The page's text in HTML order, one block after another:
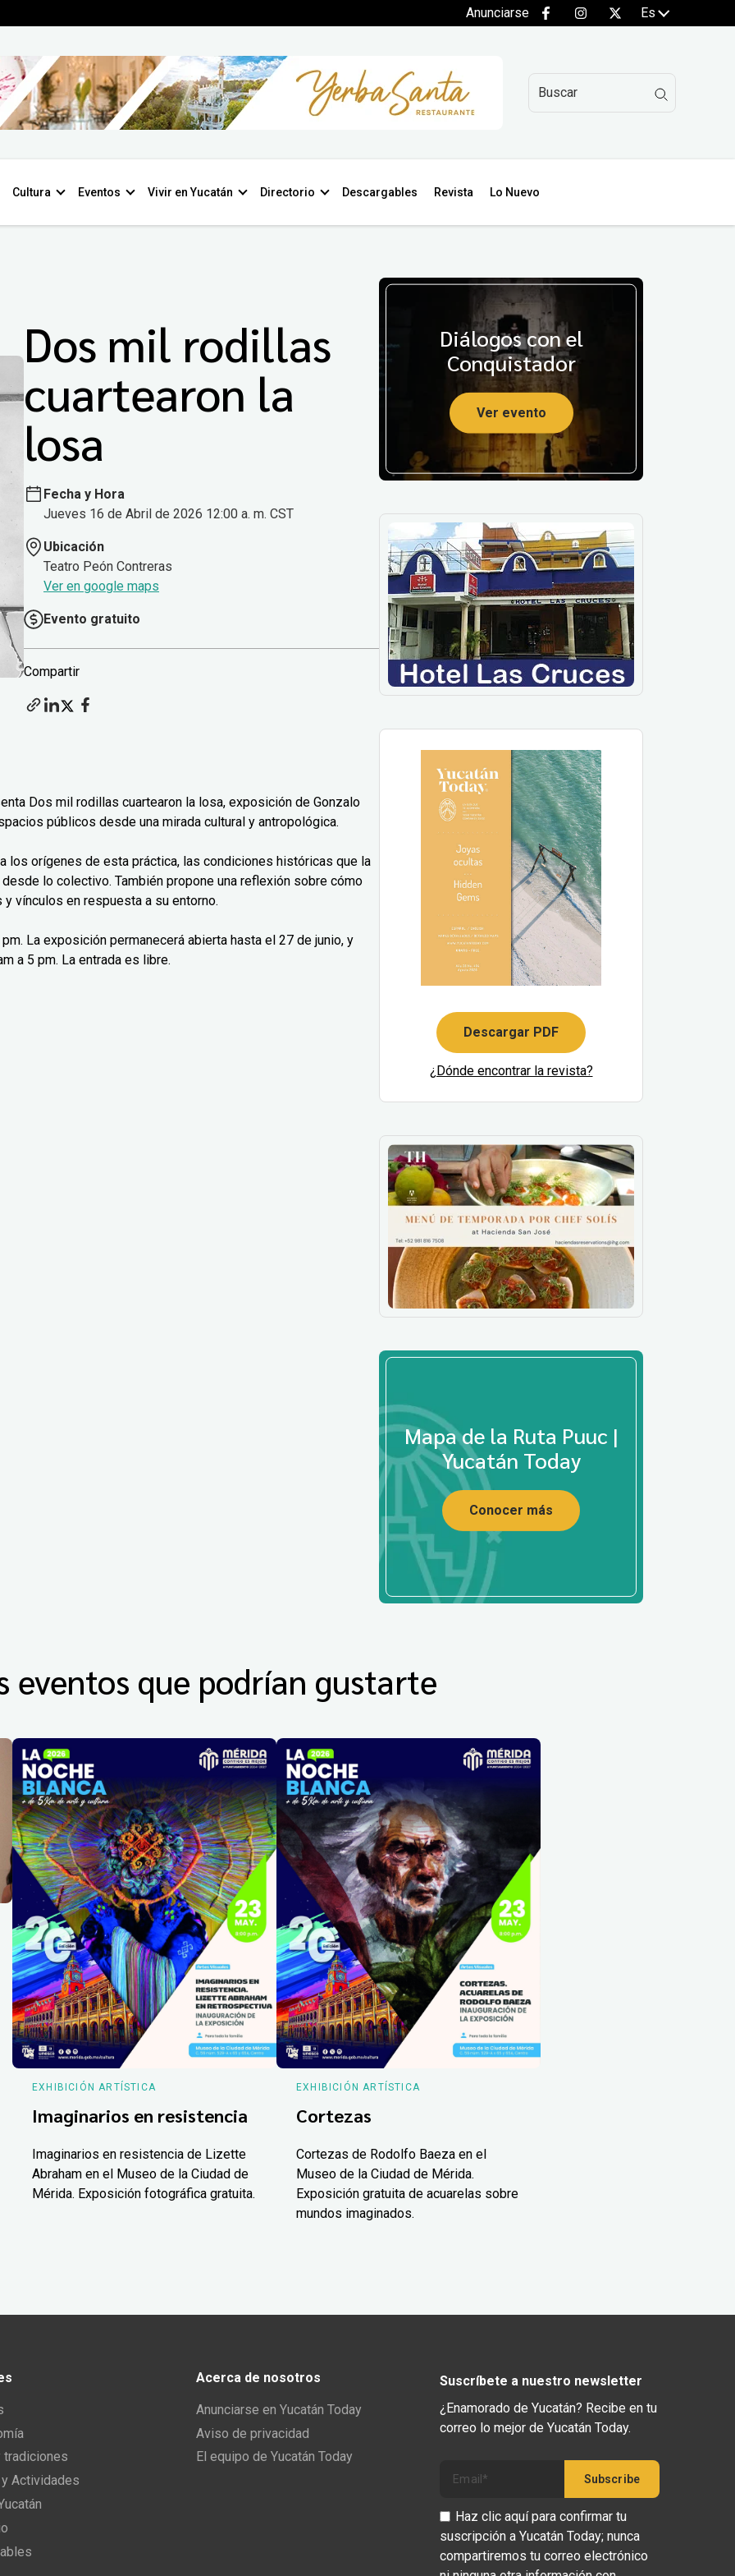
Anunciarse Es
Cultura Eventos Vivir en Yucatán Directorio Descargables Revista Lo Nuevo
Dos mil rodillas
cuartearon la
losa
Fecha y Hora
Jueves 16 de Abril de 2026 12:00 a. m. CST
Ubicación
Teatro Peón Contreras
Ver en google maps
Evento gratuito
Compartir
Dos mil rodillas cuartearon la losa, exposición de Gonzalo
públicos desde una mirada cultural y antropológica.
los orígenes de esta práctica, las condiciones históricas que la
lo colectivo. También propone una reflexión sobre cómo
vínculos en respuesta a su entorno.
La exposición permanecerá abierta hasta el 27 de junio, y
a 5 pm. La entrada es libre.
Diálogos con el
Conquistador
Ver evento
Descargar PDF
¿Dónde encontrar la revista?
Mapa de la Ruta Puuc |
Yucatán Today
Conocer más
eventos que podrían gustarte
EXHIBICIÓN ARTÍSTICA
Imaginarios en resistencia
Imaginarios en resistencia de Lizette
Abraham en el Museo de la Ciudad de
Mérida. Exposición fotográfica gratuita.
EXHIBICIÓN ARTÍSTICA
Cortezas
Cortezas de Rodolfo Baeza en el
Museo de la Ciudad de Mérida.
Exposición gratuita de acuarelas sobre
mundos imaginados.
tradiciones
Actividades
Acerca de nosotros
Anunciarse en Yucatán Today
Aviso de privacidad
El equipo de Yucatán Today
Suscríbete a nuestro newsletter
¿Enamorado de Yucatán? Recibe en tu
correo lo mejor de Yucatán Today.
Haz clic aquí para confirmar tu
suscripción a Yucatán Today; nunca
compartiremos tu correo electrónico